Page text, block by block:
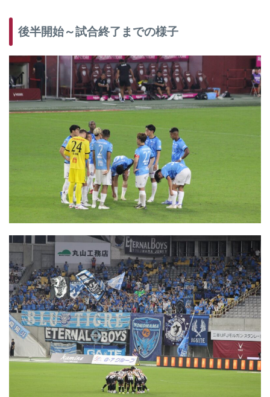
後半開始～試合終了までの様子